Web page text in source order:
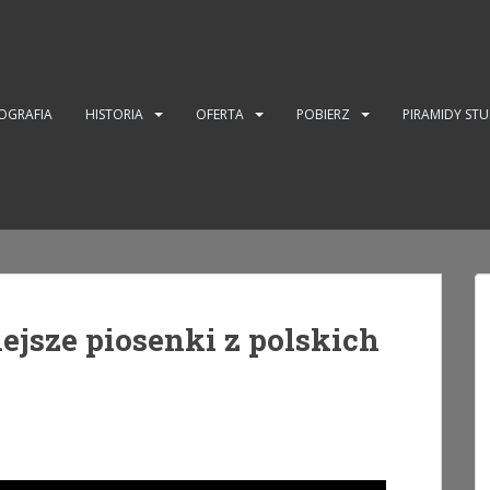
HISTORIA OFERTA POBIERZ PIRAMIDY
piosenki z polskich